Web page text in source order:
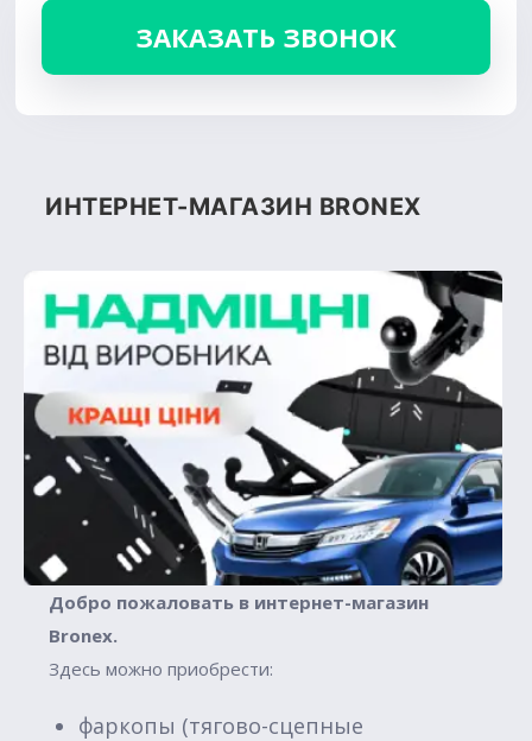
ИНТЕРНЕТ-МАГАЗИН BRONEX
Добро пожаловать в интернет-магазин
Вronex.
Здесь можно приобрести:
фаркопы (тягово-сцепные